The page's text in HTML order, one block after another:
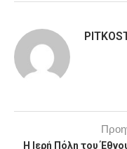
Η Ιερή Πόλη του